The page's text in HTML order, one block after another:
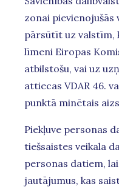
zonai
pārsūtīt uz valstīm,
līmeni Eiropas
atbilstošu, vai uz
attiecas VDAR 46.
punktā minētais
Piekļuve personas
tiešsaistes veikala
personas datiem,
jautājumus, kas